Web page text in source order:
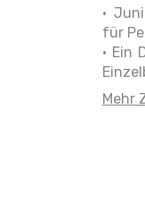
•
für
• Ein
Mehr